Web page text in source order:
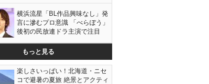
横浜流星「BL作品興味なし」発
言に滲むプロ意識 「べらぼう」
後初の民放連ドラ主演で注目
もっと見る
楽しさいっぱい！北海道・ニセ
コで避暑の夏旅 絶景とアクティ